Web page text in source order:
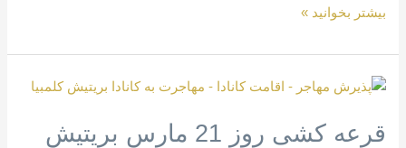
بیشتر بخوانید »
قرعه کشی روز 21 مارس بریتیش
قرعه
روز